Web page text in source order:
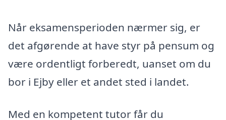
Når eksamensperioden nærmer sig, er
det afgørende at have styr på pensum og
være ordentligt forberedt, uanset om du
bor i Ejby eller et andet sted i landet.
Med en kompetent tutor får du